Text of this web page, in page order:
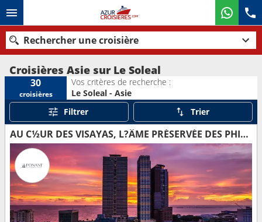
Rechercher une croisière
Nos destinations
Mois de départ
Ports Compagnies
Rechercher
Croisières Asie sur Le Soleal
30
croisières
Vos critères de recherche :
Le Soleal - Asie
Filtrer
Trier
AU C½UR DES VISAYAS, L?ÂME PRÉSERVÉE DES PHILIPPINES